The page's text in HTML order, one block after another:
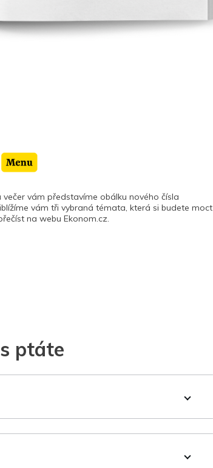
večer vám představíme obálku nového čísla
vám tři vybraná témata, která si budete moct
na webu Ekonom.cz.
ptáte